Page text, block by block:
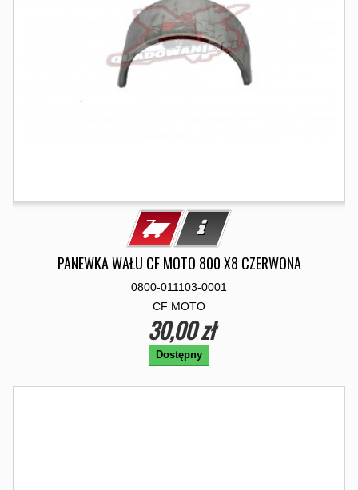
PANEWKA WAŁU CF MOTO 800 X8 CZERWONA
0800-011103-0001
CF MOTO
30,00 zł
Dostępny